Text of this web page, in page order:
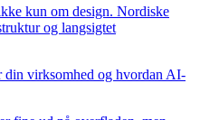
kun om design. Nordiske
og langsigtet
din virksomhed og hvordan AI-